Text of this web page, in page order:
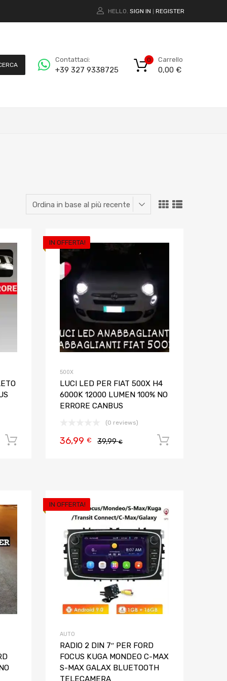
HELLO. SIGN IN REGISTER
Contattaci:
+39 327 9338725
Carrello
0,00 €
0
Aggiungi ai preferiti
Aggiungi al confronto
Aggiungi al carrello
IN OFFERTA!
500X
LUCI LED PER FIAT 500X H4
6000K 12000 LUMEN 100% NO
ERRORE CANBUS
(0 reviews)
39,99€
36,99 €
Aggiungi ai preferiti
IN OFFERTA!
AUTO
RADIO 2 DIN 7″ PER FORD
FOCUS KUGA MONDEO C-MAX
S-MAX GALAX BLUETOOTH
TELECAMERA